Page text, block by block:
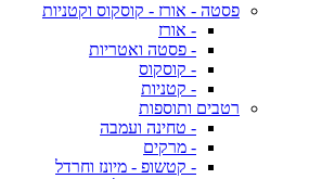
פסטה - אורז - קוסקוס וקטניות
- אורז
- פסטה ואטריות
- קוסקוס
- קטניות
רטבים ותוספות
- טחינה ועמבה
- מרקים
- קטשופ - מיונז וחרדל